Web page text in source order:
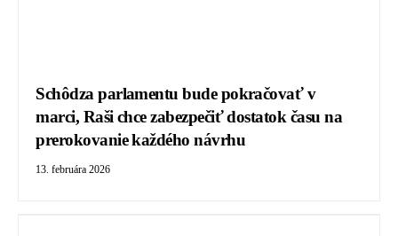
Schôdza parlamentu bude pokračovať v
marci, Raši chce zabezpečiť dostatok času na
prerokovanie každého návrhu
13. februára 2026